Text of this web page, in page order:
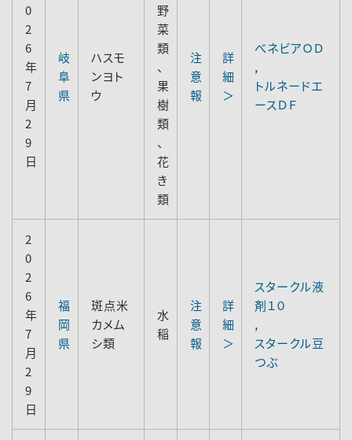
0
2
6
年
7
月
2
9
日
岐
阜
県
ハスモ
ンヨト
ウ
野
菜
類
、
果
樹
類
、
花
き
類
注
意
報
詳
細
＞
べネビアＯＤ
,
トルネードエ
ースＤＦ
2
0
2
6
年
7
月
2
9
日
福
岡
県
斑点米
カメム
シ類
水
稲
注
意
報
詳
細
＞
スタークル液
剤１０
,
スタークル豆
つぶ